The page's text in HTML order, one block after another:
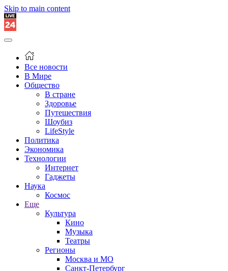
Skip to main content
Все новости
В Мире
Общество
В стране
Здоровье
Путешествия
Шоубиз
LifeStyle
Политика
Экономика
Технологии
Интернет
Гаджеты
Наука
Космос
Еще
Культура
Кино
Музыка
Театры
Регионы
Москва и МО
Санкт-Петербург